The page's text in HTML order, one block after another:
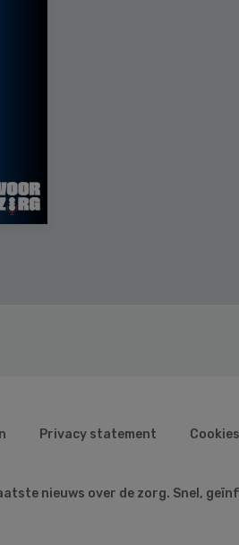
Privacy statement Cookies
nieuws over de zorg. Snel,